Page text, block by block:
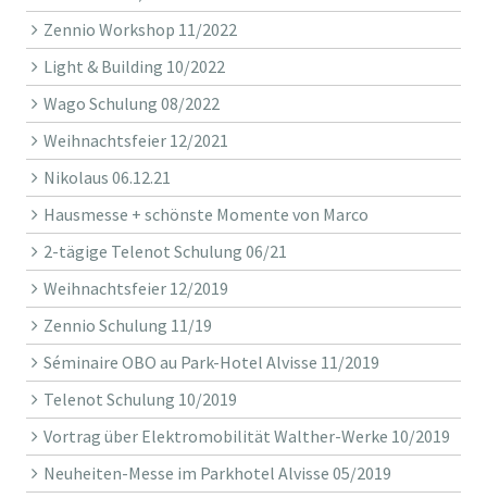
Zennio Workshop 11/2022
Light & Building 10/2022
Wago Schulung 08/2022
Weihnachtsfeier 12/2021
Nikolaus 06.12.21
Hausmesse + schönste Momente von Marco
2-tägige Telenot Schulung 06/21
Weihnachtsfeier 12/2019
Zennio Schulung 11/19
Séminaire OBO au Park-Hotel Alvisse 11/2019
Telenot Schulung 10/2019
Vortrag über Elektromobilität Walther-Werke 10/2019
Neuheiten-Messe im Parkhotel Alvisse 05/2019